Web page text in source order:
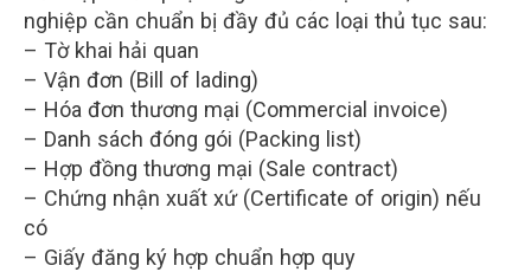
nghiệp cần chuẩn bị đầy đủ các loại thủ tục sau:
– Tờ khai hải quan
– Vận đơn (Bill of lading)
– Hóa đơn thương mại (Commercial invoice)
– Danh sách đóng gói (Packing list)
– Hợp đồng thương mại (Sale contract)
– Chứng nhận xuất xứ (Certificate of origin) nếu
có
– Giấy đăng ký hợp chuẩn hợp quy